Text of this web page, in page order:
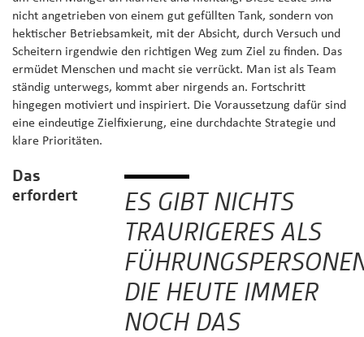
nicht angetrieben von einem gut gefüllten Tank, sondern von
hektischer Betriebsamkeit, mit der Absicht, durch Versuch und
Scheitern irgendwie den richtigen Weg zum Ziel zu finden. Das
ermüdet Menschen und macht sie verrückt. Man ist als Team
ständig unterwegs, kommt aber nirgends an. Fortschritt
hingegen motiviert und inspiriert. Die Voraussetzung dafür sind
eine eindeutige Zielfixierung, eine durchdachte Strategie und
klare Prioritäten.
ES GIBT NICHTS
TRAURIGERES ALS
DIE HEUTE IMMER
NOCH DAS
Das
erfordert